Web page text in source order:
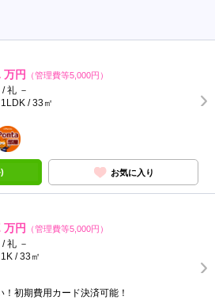
万円 （管理費等5,000円）
礼 －
/ 33㎡
ンタ
部屋
お気に入り
万円 （管理費等5,000円）
礼 －
/ 33㎡
初期費用カード決済可能！